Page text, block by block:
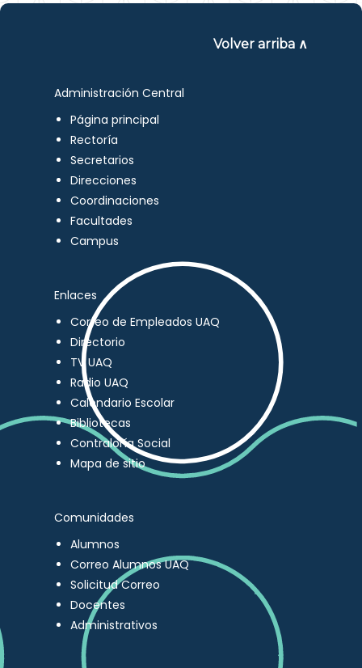
Volver arriba ∧
Administración Central
Página principal
Rectoría
Secretarios
Direcciones
Coordinaciones
Facultades
Campus
Enlaces
Correo de Empleados UAQ
Directorio
TV UAQ
Radio UAQ
Calendario Escolar
Bibliotecas
Contraloría Social
Mapa de sitio
Comunidades
Alumnos
Correo Alumnos UAQ
Solicitud Correo
Docentes
Administrativos